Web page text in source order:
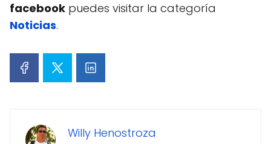
facebook puedes visitar la categoría
Noticias.
Willy Henostroza